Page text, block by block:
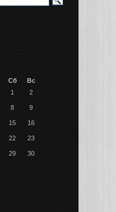
Сб
Вс
1
2
8 9
15 16
22 23
29 30